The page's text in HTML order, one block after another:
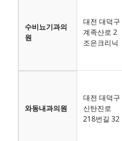
수비뇨기과의
원
대전 대덕구
계족산로 2
조은크리닉
와동내과의원
대전 대덕구
신탄진로
218번길 32